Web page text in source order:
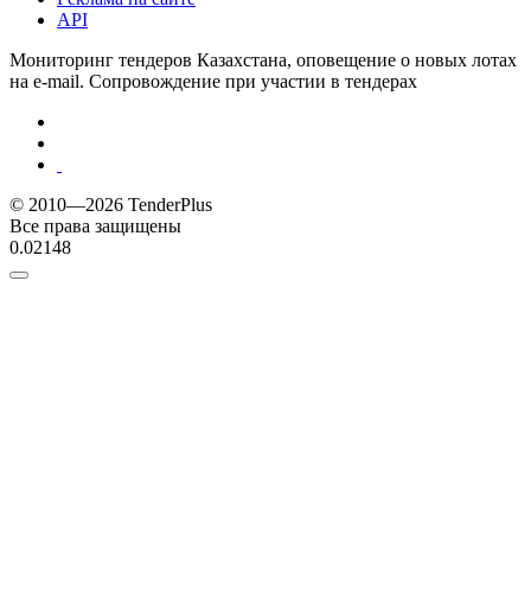
API
Мониторинг тендеров Казахстана, оповещение о новых лотах
на e-mail. Сопровождение при участии в тендерах
© 2010—2026 TenderPlus
Все права защищены
0.02148